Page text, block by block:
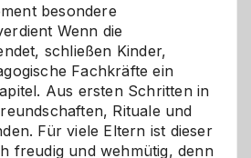
besondere
Wenn die
schließen Kinder,
Fachkräfte ein
Aus ersten Schritten in
Rituale und
Für viele Eltern ist dieser
freudig und wehmütig, denn